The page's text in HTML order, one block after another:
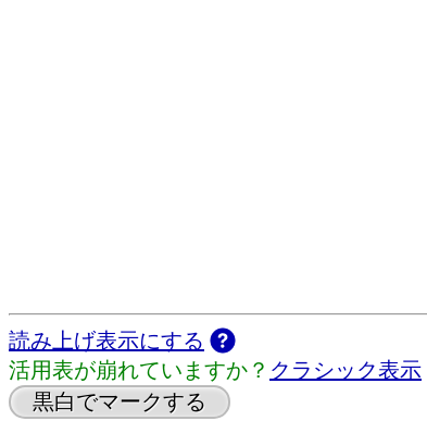
読み上げ表示にする
活用表が崩れていますか？ クラシック表示
黒白でマークする